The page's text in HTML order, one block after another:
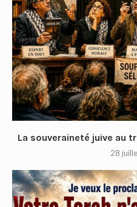
La souveraineté juive au
28